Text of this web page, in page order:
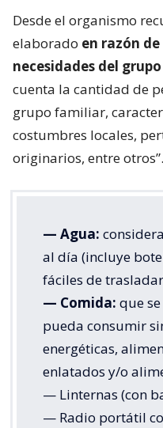
Desde el organismo
elaborado en razón
necesidades del
cuenta la cantidad de
grupo familiar,
costumbres locales,
originarios, entre otros”.
— Agua:
al día (incluye
fáciles de
— Comida: que
pueda consumir
energéticas,
enlatados y/o
— Linternas (con
— Radio portátil